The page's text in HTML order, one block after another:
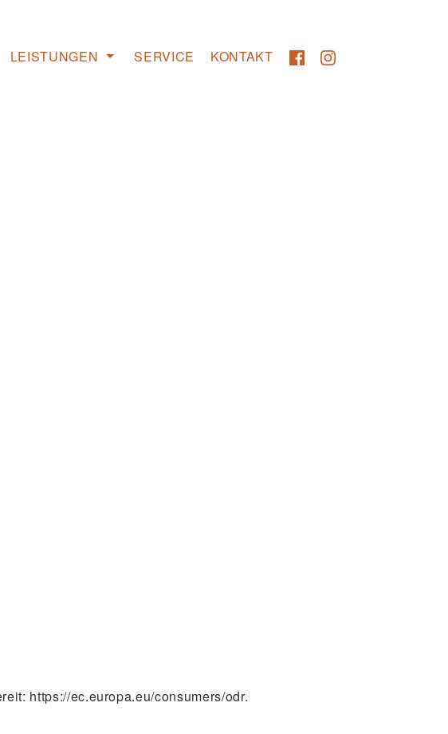
LEISTUNGEN
SERVICE KONTAKT
https://ec.europa.eu/consumers/odr.